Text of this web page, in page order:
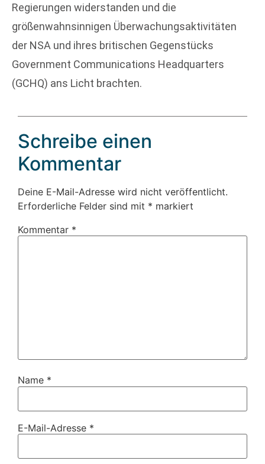
Regierungen widerstanden und die
größenwahnsinnigen Überwachungsaktivitäten
der NSA und ihres britischen Gegenstücks
Government Communications Headquarters
(GCHQ) ans Licht brachten.
Schreibe einen
Kommentar
Deine E-Mail-Adresse wird nicht veröffentlicht.
Erforderliche Felder sind mit * markiert
Kommentar *
Name *
E-Mail-Adresse *